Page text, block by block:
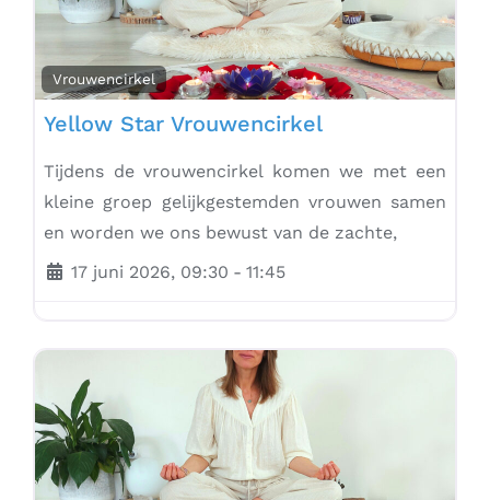
Vrouwencirkel
Yellow Star Vrouwencirkel
Tijdens de vrouwencirkel komen we met een
kleine groep gelijkgestemden vrouwen samen
en worden we ons bewust van de zachte,
17 juni 2026, 09:30 - 11:45